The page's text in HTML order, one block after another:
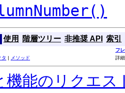
使用 階層ツリー 非推奨 API 索引
フ
タ | メソッド 詳
機能のリクエス